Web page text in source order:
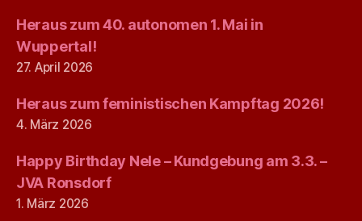
Heraus zum 40. autonomen 1. Mai in
Wuppertal!
27. April 2026
Heraus zum feministischen Kampftag 2026!
4. März 2026
Happy Birthday Nele – Kundgebung am 3.3. –
JVA Ronsdorf
1. März 2026